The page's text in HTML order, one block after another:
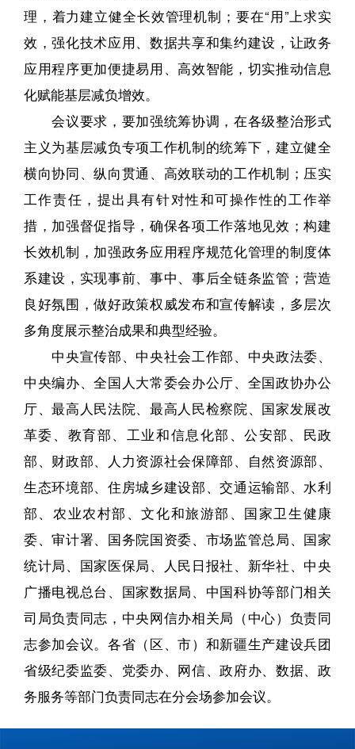
理，着力建立健全长效管理机制；要在“用”上求实
效，强化技术应用、数据共享和集约建设，让政务
应用程序更加便捷易用、高效智能，切实推动信息
化赋能基层减负增效。
会议要求，要加强统筹协调，在各级整治形式
主义为基层减负专项工作机制的统筹下，建立健全
横向协同、纵向贯通、高效联动的工作机制；压实
工作责任，提出具有针对性和可操作性的工作举
措，加强督促指导，确保各项工作落地见效；构建
长效机制，加强政务应用程序规范化管理的制度体
系建设，实现事前、事中、事后全链条监管；营造
良好氛围，做好政策权威发布和宣传解读，多层次
多角度展示整治成果和典型经验。
中央宣传部、中央社会工作部、中央政法委、
中央编办、全国人大常委会办公厅、全国政协办公
厅、最高人民法院、最高人民检察院、国家发展改
革委、教育部、工业和信息化部、公安部、民政
部、财政部、人力资源社会保障部、自然资源部、
生态环境部、住房城乡建设部、交通运输部、水利
部、农业农村部、文化和旅游部、国家卫生健康
委、审计署、国务院国资委、市场监管总局、国家
统计局、国家医保局、人民日报社、新华社、中央
广播电视总台、国家数据局、中国科协等部门相关
司局负责同志，中央网信办相关局（中心）负责同
志参加会议。各省（区、市）和新疆生产建设兵团
省级纪委监委、党委办、网信、政府办、数据、政
务服务等部门负责同志在分会场参加会议。